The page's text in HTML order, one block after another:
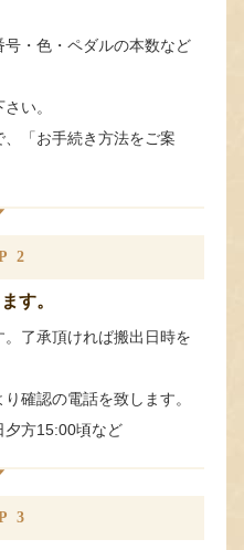
・色・ペダルの本数など
い。
「お手続き方法をご案
2
す。
了承頂ければ搬出日時を
確認の電話を致します。
夕方15:00頃など
3